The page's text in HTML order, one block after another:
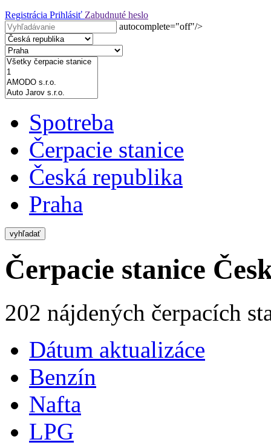
Registrácia Prihlásiť Zabudnuté heslo
autocomplete="off"/>
Spotreba
Čerpacie stanice
Česká republika
Praha
vyhľadať
Čerpacie stanice
202 nájdených čerpacích
Dátum aktualizáce
Benzín
Nafta
LPG